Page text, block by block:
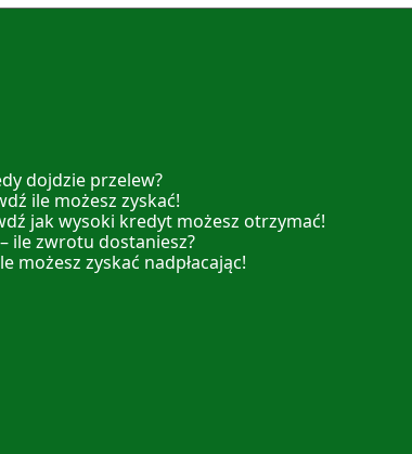
dojdzie przelew?
ile możesz zyskać!
jak wysoki kredyt możesz otrzymać!
ile zwrotu dostaniesz?
możesz zyskać nadpłacając!